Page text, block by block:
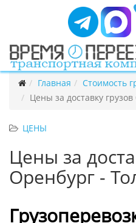
Главная
Стоимость
Цены за доставку
ЦЕНЫ
Цены за
Оренбург -